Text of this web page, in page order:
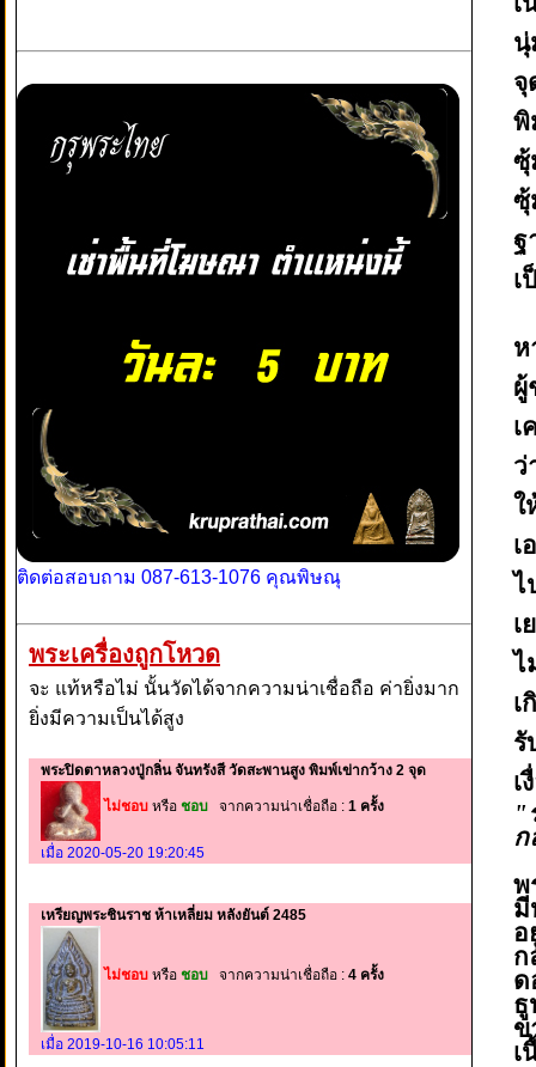
ติดต่อสอบถาม 087-613-1076 คุณพิษณุ
พระเครื่องถูกโหวด
จะ แท้หรือไม่ นั้นวัดได้จากความน่าเชื่อถือ ค่ายิ่งมาก
ยิ่งมีความเป็นได้สูง
พระปิดตาหลวงปู่กลิ่น จันทรังสี วัดสะพานสูง พิมพ์เข่ากว้าง 2 จุด
ไม่ชอบ หรือ ชอบ จากความน่าเชื่อถือ : 1 ครั้ง
เมื่อ 2020-05-20 19:20:45
เหรียญพระชินราช ห้าเหลี่ยม หลังยันต์ 2485
ไม่ชอบ หรือ ชอบ จากความน่าเชื่อถือ : 4 ครั้ง
เมื่อ 2019-10-16 10:05:11
นุ่
จุ
พิ
ซุ้
ซุ้
ฐ
เ
ห
ผู้
เ
ว่
ใ
เ
ไ
เ
ไ
เ
รั
เ
"
ก
พ
มี
ด
ธู
ข